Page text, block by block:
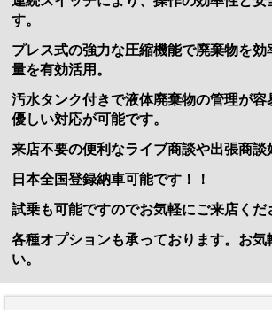
す。
プレス式の強力な圧縮機能で廃棄物を効
量を有効活用。
汚水タンク付きで液体廃棄物の管理が容
優しい対応が可能です。
来店不要の便利なライブ商談や出張商談
日本全国登録納車可能です！！
試乗も可能ですのでお気軽にご来店くだ
各種オプションも承っております。お気
い。